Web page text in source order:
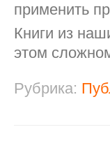
применить
Книги из
этом
Рубрика: